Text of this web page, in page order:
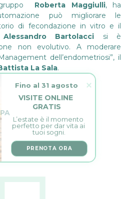
Roberta Maggiulli, ha
può migliorare le
di fecondazione in vitro e il
Alessandro Bartolacci
si è
non evolutivo. A moderare
dell’endometriosi”, il
La Sala.
VISITE ONLINE
GRATIS
L’estate è il momento
perfetto per dar vita ai
tuoi sogni.
PRENOTA ORA